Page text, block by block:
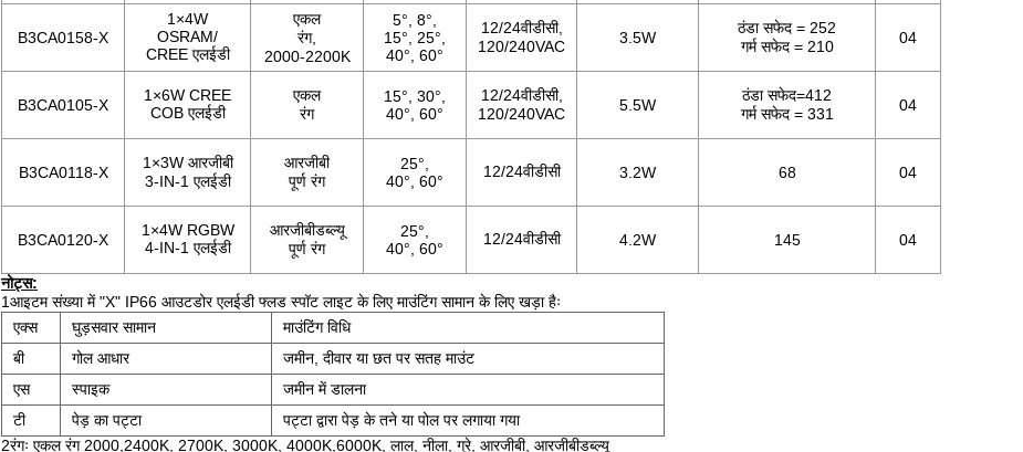
B3CA0158-X
1×4W
OSRAM/
CREE एलईडी
एकल
रंग,
2000-2200K
5°, 8°,
15°, 25°,
40°, 60°
12/24वीडीसी,
120/240VAC
3.5W
ठंडा सफेद = 252
गर्म सफेद = 210
04
B3CA0105-X
1×6W CREE
COB एलईडी
एकल
रंग
15°, 30°,
40°, 60°
12/24वीडीसी,
120/240VAC
5.5W
ठंडा सफेद=412
गर्म सफेद = 331
04
B3CA0118-X
1×3W आरजीबी
3-IN-1 एलईडी
आरजीबी
पूर्ण रंग
25°,
40°, 60°
12/24वीडीसी 3.2W 68 04
B3CA0120-X
1×4W RGBW
4-IN-1 एलईडी
आरजीबीडब्ल्यू
पूर्ण रंग
25°,
40°, 60°
12/24वीडीसी 4 .2W 145 04
नोट्स:
1आइटम संख्या में "X" IP66 आउटडोर एलईडी फ्लड स्पॉट लाइट के लिए माउंटिंग सामान के लिए खड़ा हैः
एक्स
घुड़सवार सामान
माउंटिंग विधि
बी
गोल आधार
जमीन, दीवार या छत पर सतह माउंट
एस
स्पाइक
जमीन में डालना
टी
पेड़ का पट्टा
पट्टा द्वारा पेड़ के तने या पोल पर लगाया गया
2रंगः एकल रंग 2000,2400K, 2700K, 3000K, 4000K,6000K, लाल, नीला, ग्रे, आरजीबी, आरजीबीडब्ल्यू